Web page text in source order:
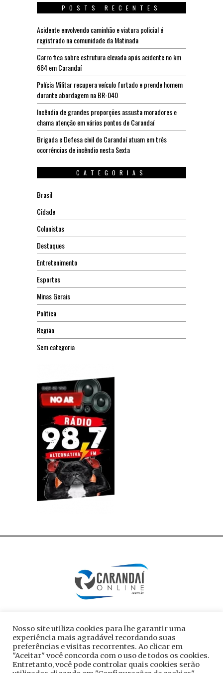
POSTS RECENTES
Acidente envolvendo caminhão e viatura policial é
registrado na comunidade da Matinada
Carro fica sobre estrutura elevada após acidente no km
664 em Carandaí
Polícia Militar recupera veículo furtado e prende homem
durante abordagem na BR-040
Incêndio de grandes proporções assusta moradores e
chama atenção em vários pontos de Carandaí
Brigada e Defesa civil de Carandaí atuam em três
ocorrências de incêndio nesta Sexta
CATEGORIAS
Brasil
Cidade
Colunistas
Destaques
Entretenimento
Esportes
Minas Gerais
Política
Região
Sem categoria
Nosso site utiliza cookies para lhe garantir uma
experiência mais agradável recordando suas
preferências e visitas recorrentes. Ao clicar em
"Aceitar" você concorda com o uso de todos os cookies.
Entretanto, você pode controlar quais cookies serão